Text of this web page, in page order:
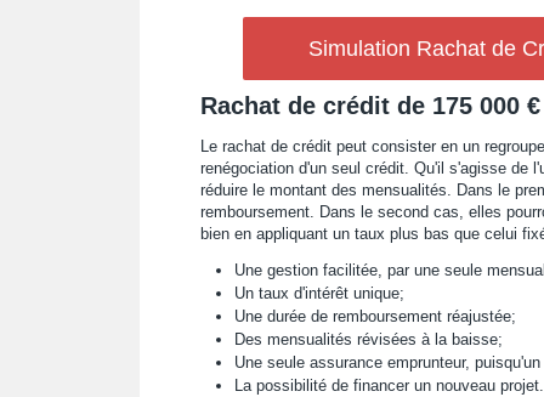
Simulation Rachat de
Rachat de crédit de 175 000
Le rachat de crédit peut consister en un
renégociation d'un seul crédit. Qu'il s'agisse de
réduire le montant des mensualités. Dans le
remboursement. Dans le second cas, elles
bien en appliquant un taux plus bas que celui
Une gestion facilitée, par une seule
Un taux d'intérêt unique;
Une durée de remboursement réajustée;
Des mensualités révisées à la baisse;
Une seule assurance emprunteur,
La possibilité de financer un nouveau projet.